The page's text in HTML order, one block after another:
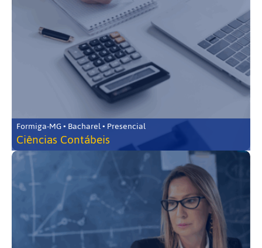
Formiga-MG • Bacharel • Presencial
Ciências Contábeis